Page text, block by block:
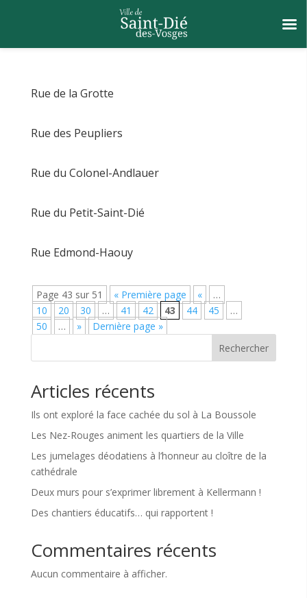
Rue de la Grotte
Rue des Peupliers
Rue du Colonel-Andlauer
Rue du Petit-Saint-Dié
Rue Edmond-Haouy
Page 43 sur 51 « Première page «
…
10
20 30 … 41 42 43 44 45
…
50
… »
Dernière page »
Rechercher
Articles récents
Ils ont exploré la face cachée du sol à La Boussole
Les Nez-Rouges animent les quartiers de la Ville
Les jumelages déodatiens à l’honneur au cloître de la
cathédrale
Deux murs pour s’exprimer librement à Kellermann !
Des chantiers éducatifs… qui rapportent !
Commentaires récents
Aucun commentaire à afficher.